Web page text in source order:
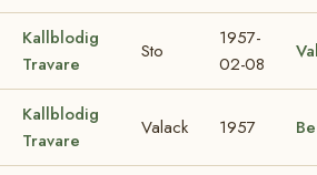
Kallblodig
Travare
Sto
1957-
02-08
Kallblodig
Travare
Valack 1957